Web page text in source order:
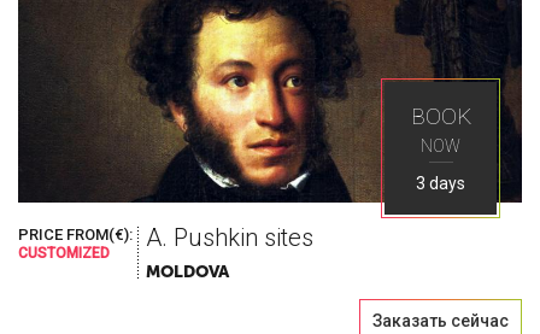
BOOK
NOW
3 days
PRICE FROM(€):
CUSTOMIZED
A. Pushkin sites
MOLDOVA
Заказать сейчас